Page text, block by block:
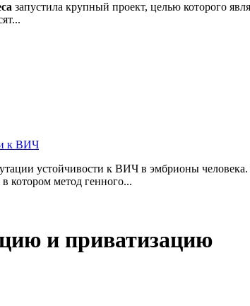
запустила крупный проект, целью которого
к ВИЧ
устойчивости к ВИЧ в эмбрионы человека.
котором метод генного...
и приватизацию